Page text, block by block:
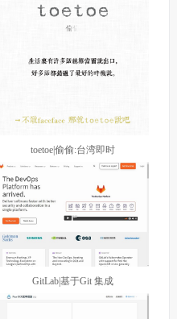
toetoe|偷偷:台湾即时
GitLab|基于Git 集成